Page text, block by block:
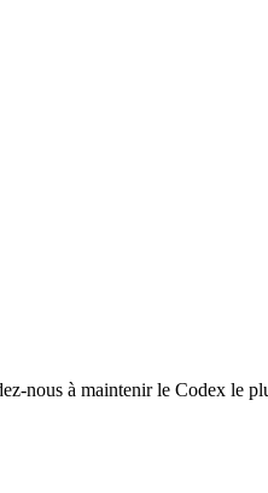
nous à maintenir le Codex le